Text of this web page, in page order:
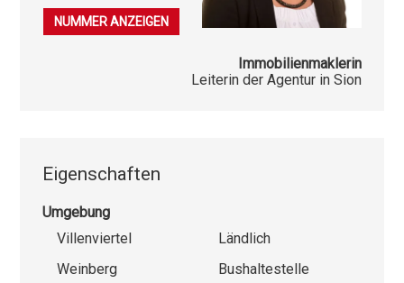
079 541 03 86
NUMMER ANZEIGEN
Immobilienmaklerin
Leiterin der Agentur in Sion
Eigenschaften
Umgebung
Villenviertel
Ländlich
Weinberg
Bushaltestelle